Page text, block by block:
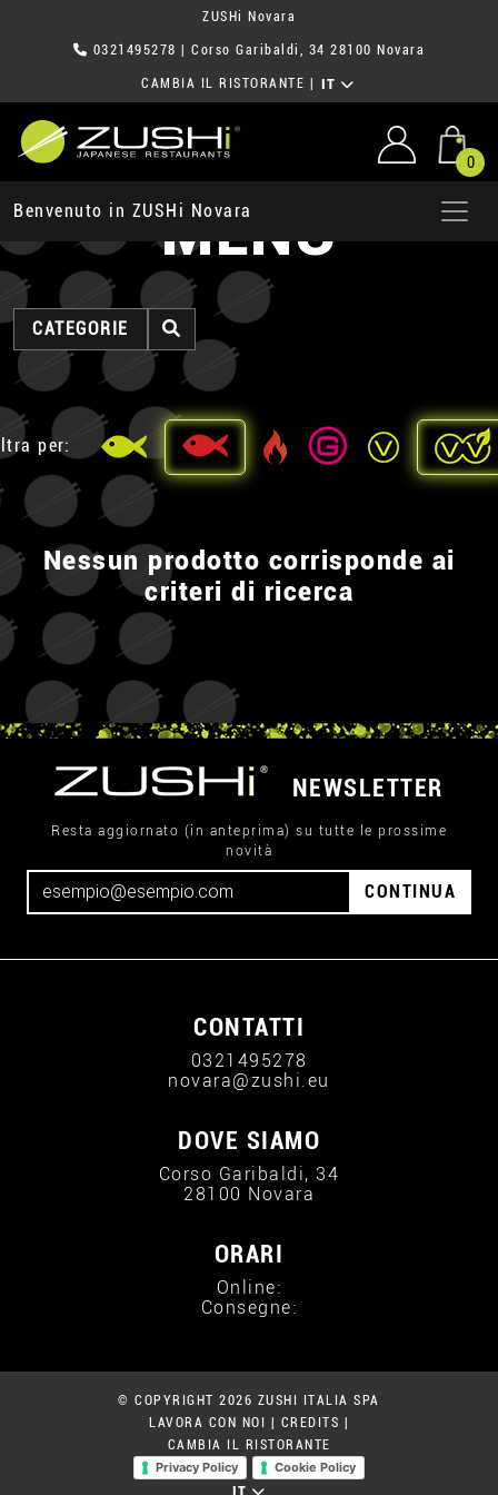
ZUSHi Novara
0321495278 | Corso Garibaldi, 34 28100 Novara
CAMBIA IL RISTORANTE IT
0
Benvenuto in ZUSHi NovaraMENU
CATEGORIE
per:
Nessun prodotto corrisponde ai
criteri di ricerca
NEWSLETTER
Resta aggiornato (in anteprima) su tutte le prossime
novità
CONTINUA
CONTATTI
0321495278
novara@zushi.eu
DOVE SIAMO
Corso Garibaldi, 34
28100 Novara
ORARI
Online:
Consegne:
© COPYRIGHT 2026 ZUSHI ITALIA SPA
LAVORA CON NOI
CREDITS
CAMBIA IL RISTORANTE
Privacy Policy
Cookie Policy